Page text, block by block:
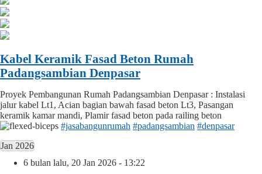
Kabel Keramik Fasad Beton Rumah
Padangsambian Denpasar
Proyek Pembangunan Rumah Padangsambian Denpasar : Instalasi
jalur kabel Lt1, Acian bagian bawah fasad beton Lt3, Pasangan
keramik kamar mandi, Plamir fasad beton pada railing beton
#jasabangunrumah #padangsambian #denpasar
Jan 2026
6 bulan lalu, 20 Jan 2026 - 13:22